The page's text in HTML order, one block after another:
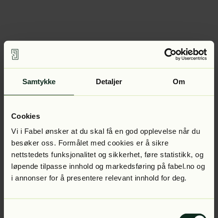
Samtykke Detaljer Om
Cookies
Vi i Fabel ønsker at du skal få en god opplevelse når du
besøker oss. Formålet med cookies er å sikre
nettstedets funksjonalitet og sikkerhet, føre statistikk, og
løpende tilpasse innhold og markedsføring på fabel.no og
i annonser for å presentere relevant innhold for deg.